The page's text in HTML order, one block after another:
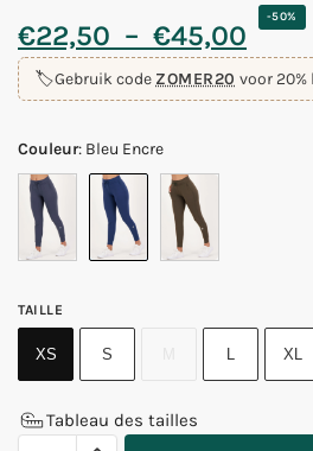
€22,50 – €45,00
-50%
🏷️Gebruik code ZOMER20 voor
Couleur: Bleu Encre
TAILLE
XS S XL
Tableau des tailles